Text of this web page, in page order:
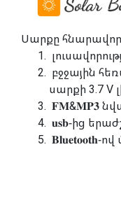
Սարքը
բջջային
սարքի 3.7 V
𝐅𝐌&𝐌𝐏𝟑
𝐮𝐬𝐛-ից
𝐁𝐥𝐮𝐞𝐭𝐨𝐨𝐭𝐡-